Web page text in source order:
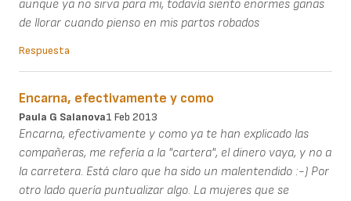
aunque ya no sirva para mi, todavía siento enormes ganas
de llorar cuando pienso en mis partos robados
Respuesta
Encarna, efectivamente y como
Paula G Salanova1 Feb 2013
Encarna, efectivamente y como ya te han explicado las
compañeras, me refería a la "cartera", el dinero vaya, y no a
la carretera. Está claro que ha sido un malentendido :-) Por
otro lado quería puntualizar algo. La mujeres que se